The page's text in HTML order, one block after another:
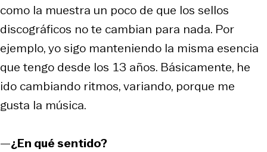
como la muestra un poco de que los sellos
discográficos no te cambian para nada. Por
ejemplo, yo sigo manteniendo la misma esencia
que tengo desde los 13 años. Básicamente, he
ido cambiando ritmos, variando, porque me
gusta la música.
—¿En qué sentido?